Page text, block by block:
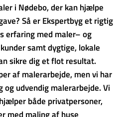
i Nødebo, der kan hjælpe
Så er Ekspertbyg et rigtig
erfaring med maler– og
samt dygtige, lokale
sikre dig et flot resultat.
af malerarbejde, men vi har
udvendig malerarbejde. Vi
både privatpersoner,